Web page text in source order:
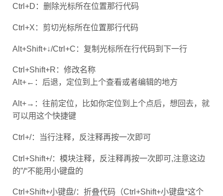
Ctrl+D：删除光标所在位置那行代码
Ctrl+X：剪切光标所在位置那行代码
Alt+Shift+↓/Ctrl+C：复制光标所在行代码到下一行
Ctrl+Shift+R：修改名称
Alt+←：后退，定位到上个查看或者编辑的地方
Alt+→：往前定位，比如你定位到上个点后，想回去，就
可以用这个快捷键
Ctrl+/：当行注释，反注释再按一次即可
Ctrl+Shift+/：模块注释，反注释再按一次即可,注意这边
的”/“不能用小键盘的
Ctrl+Shift+小键盘/：折叠代码（Ctrl+Shift+小键盘*这个